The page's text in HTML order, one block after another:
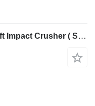
Constmach VSI-700 Vertical Shaft Impact Crusher ( Sand Making Machine )